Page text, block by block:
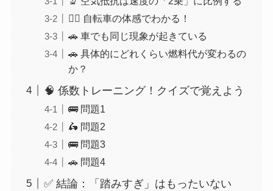
🚴‍♂️ 自転車の体感でわかる！
🚗 車でも同じ現象が起きている
🚗 具体的にどれくらい燃料代が変わるの
か？
🧠 係数トレーニング！クイズで覚えよう
🚌 問題1
🛵 問題2
🚌 問題3
🚗 問題4
✅ 結論：「踏みすぎ」はもったいない